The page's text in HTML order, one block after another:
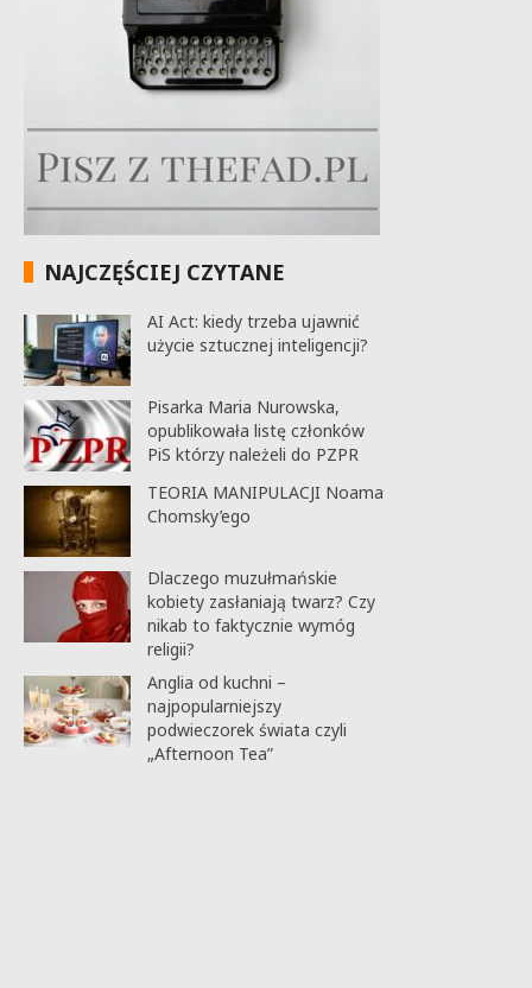
NAJCZĘŚCIEJ CZYTANE
AI Act: kiedy trzeba ujawnić
użycie sztucznej inteligencji?
Pisarka Maria Nurowska,
opublikowała listę członków
PiS którzy należeli do PZPR
TEORIA MANIPULACJI Noama
Chomsky’ego
Dlaczego muzułmańskie
kobiety zasłaniają twarz? Czy
nikab to faktycznie wymóg
religii?
Anglia od kuchni –
najpopularniejszy
podwieczorek świata czyli
„Afternoon Tea”